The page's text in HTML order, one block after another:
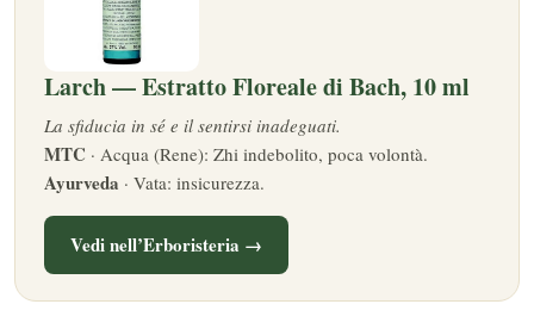
Larch — Estratto Floreale di Bach, 10 ml
La sfiducia in sé e il sentirsi inadeguati.
MTC · Acqua (Rene): Zhi indebolito, poca volontà.
Ayurveda · Vata: insicurezza.
Vedi nell’Erboristeria →